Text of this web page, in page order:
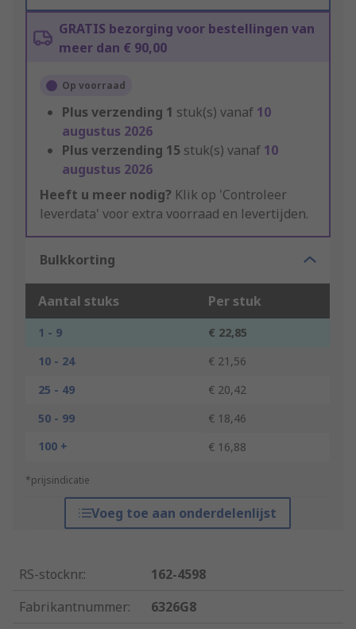
GRATIS bezorging voor bestellingen van
meer dan € 90,00
Op voorraad
Plus verzending 1 stuk(s) vanaf 10
augustus 2026
Plus verzending 15 stuk(s) vanaf 10
augustus 2026
Heeft u meer nodig? Klik op 'Controleer
leverdata' voor extra voorraad en levertijden.
Bulkkorting
Aantal stuks Per stuk
1 - 9
€ 22,85
10 - 24
€ 21,56
25 - 49
€ 20,42
50 - 99
€ 18,46
100 +
€ 16,88
*prijsindicatie
Voeg toe aan onderdelenlijst
RS-stocknr.:
162-4598
Fabrikantnummer:
6326G8